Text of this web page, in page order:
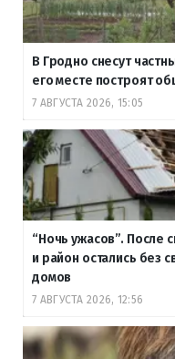
В Гродно снесут
его месте построят
7 АВГУСТА 2026, 15:05
“Ночь ужасов”. После
и район остались без
домов
7 АВГУСТА 2026, 12:56